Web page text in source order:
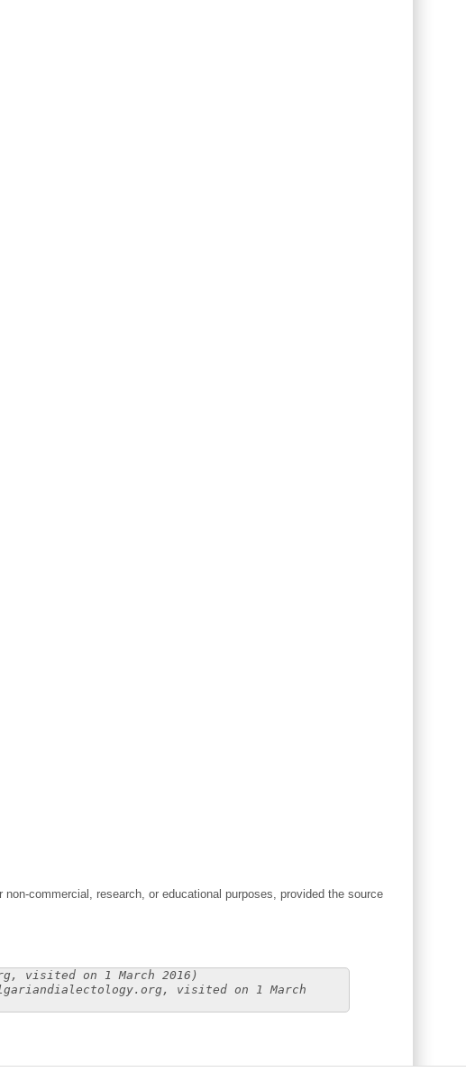
commercial, research, or educational purposes, provided the source
visited on 1 March 2016)
visited on 1 March